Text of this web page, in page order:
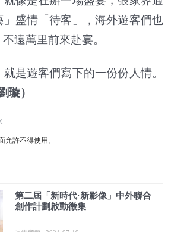
盛情「待客」，海外遊客們也
遠萬里前來赴宴。
是遊客們寫下的一份份人情。
璇）
允許不得使用。
第二屆「新時代·新影像」中外聯合
創作計劃啟動徵集